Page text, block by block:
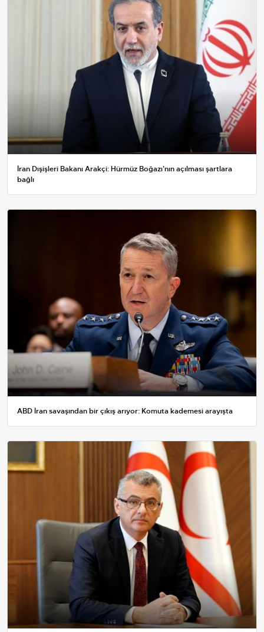
İran Dışişleri Bakanı Arakçi: Hürmüz Boğazı'nın açılması şartlara
bağlı
ABD İran savaşından bir çıkış arıyor: Komuta kademesi arayışta